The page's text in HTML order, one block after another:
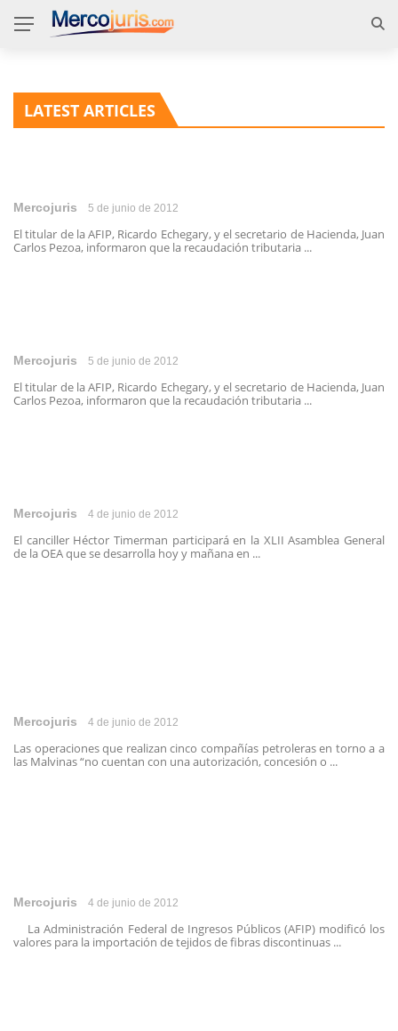
LATEST ARTICLES
Mercojuris 5 de junio de 2012
El titular de la AFIP, Ricardo Echegary, y el secretario de Hacienda, Juan
Carlos Pezoa, informaron que la recaudación tributaria ...
Mercojuris 5 de junio de 2012
El titular de la AFIP, Ricardo Echegary, y el secretario de Hacienda, Juan
Carlos Pezoa, informaron que la recaudación tributaria ...
Mercojuris 4 de junio de 2012
El canciller Héctor Timerman participará en la XLII Asamblea General
de la OEA que se desarrolla hoy y mañana en ...
Mercojuris 4 de junio de 2012
Las operaciones que realizan cinco compañías petroleras en torno a a
las Malvinas “no cuentan con una autorización, concesión o ...
Mercojuris 4 de junio de 2012
La Administración Federal de Ingresos Públicos (AFIP) modificó los
valores para la importación de tejidos de fibras discontinuas ...